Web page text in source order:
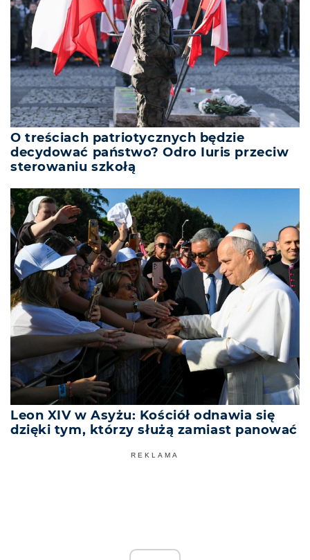
O treściach patriotycznych będzie
decydować państwo? Odro Iuris przeciw
sterowaniu szkołą
Leon XIV w Asyżu: Kościół odnawia się
dzięki tym, którzy służą zamiast panować
REKLAMA